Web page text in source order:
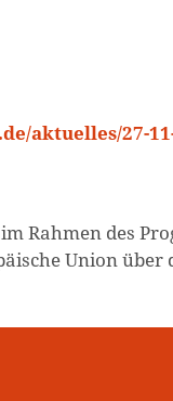
aktuelles/27-
Rahmen des
Union über